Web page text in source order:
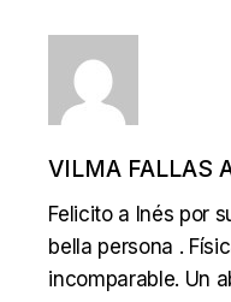
VILMA FALLAS
Felicito a Inés por
bella persona .
incomparable. Un